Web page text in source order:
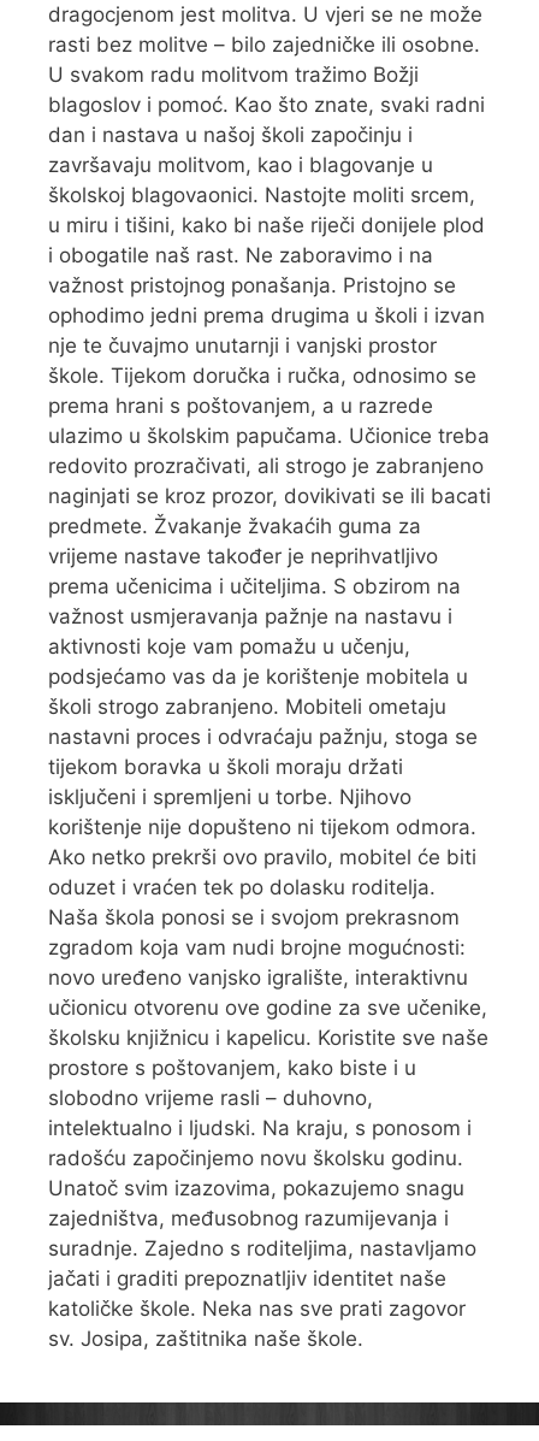
dragocjenom jest molitva. U vjeri se ne može
rasti bez molitve – bilo zajedničke ili osobne.
U svakom radu molitvom tražimo Božji
blagoslov i pomoć. Kao što znate, svaki radni
dan i nastava u našoj školi započinju i
završavaju molitvom, kao i blagovanje u
školskoj blagovaonici. Nastojte moliti srcem,
u miru i tišini, kako bi naše riječi donijele plod
i obogatile naš rast. Ne zaboravimo i na
važnost pristojnog ponašanja. Pristojno se
ophodimo jedni prema drugima u školi i izvan
nje te čuvajmo unutarnji i vanjski prostor
škole. Tijekom doručka i ručka, odnosimo se
prema hrani s poštovanjem, a u razrede
ulazimo u školskim papučama. Učionice treba
redovito prozračivati, ali strogo je zabranjeno
naginjati se kroz prozor, dovikivati se ili bacati
predmete. Žvakanje žvakaćih guma za
vrijeme nastave također je neprihvatljivo
prema učenicima i učiteljima. S obzirom na
važnost usmjeravanja pažnje na nastavu i
aktivnosti koje vam pomažu u učenju,
podsjećamo vas da je korištenje mobitela u
školi strogo zabranjeno. Mobiteli ometaju
nastavni proces i odvraćaju pažnju, stoga se
tijekom boravka u školi moraju držati
isključeni i spremljeni u torbe. Njihovo
korištenje nije dopušteno ni tijekom odmora.
Ako netko prekrši ovo pravilo, mobitel će biti
oduzet i vraćen tek po dolasku roditelja.
Naša škola ponosi se i svojom prekrasnom
zgradom koja vam nudi brojne mogućnosti:
novo uređeno vanjsko igralište, interaktivnu
učionicu otvorenu ove godine za sve učenike,
školsku knjižnicu i kapelicu. Koristite sve naše
prostore s poštovanjem, kako biste i u
slobodno vrijeme rasli – duhovno,
intelektualno i ljudski. Na kraju, s ponosom i
radošću započinjemo novu školsku godinu.
Unatoč svim izazovima, pokazujemo snagu
zajedništva, međusobnog razumijevanja i
suradnje. Zajedno s roditeljima, nastavljamo
jačati i graditi prepoznatljiv identitet naše
katoličke škole. Neka nas sve prati zagovor
sv. Josipa, zaštitnika naše škole.